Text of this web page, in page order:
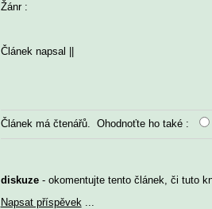
Žánr :
Článek napsal
Článek má čtenářů. Ohodnoťte ho také :
diskuze- okomentujte tento článek, či tuto
Napsat příspěvek